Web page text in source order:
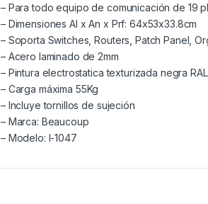
– Para todo equipo de comunicación de 19
– Dimensiones Al x An x Prf: 64x53x33.8cm
– Soporta Switches, Routers, Patch Panel,
– Acero laminado de 2mm
– Pintura electrostatica texturizada negra RAL
– Carga máxima 55Kg
– Incluye tornillos de sujeción
– Marca: Beaucoup
– Modelo: I-1047